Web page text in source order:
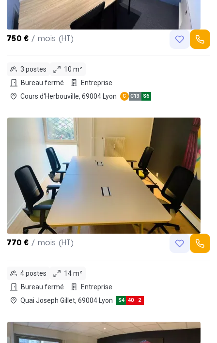
750 € / mois (HT)
3 postes
10 m²
Bureau fermé
Entreprise
Cours d'Herbouville, 69004 Lyon
C C13 S6
770 € / mois (HT)
4 postes
14 m²
Bureau fermé
Entreprise
Quai Joseph Gillet, 69004 Lyon
S4 40 2